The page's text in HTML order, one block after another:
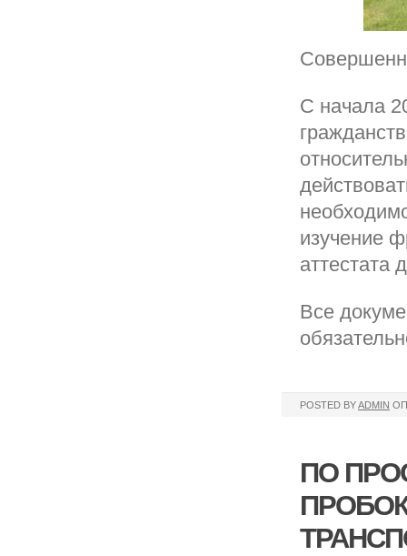
С начала
изучение
аттестата
Все
POSTED BYADMIN
ПО